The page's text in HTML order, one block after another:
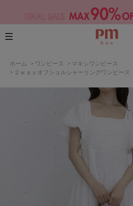
ホーム > ワンピース > マキシワンピース
> ２ｗａｙオフショルシャーリングワンピース